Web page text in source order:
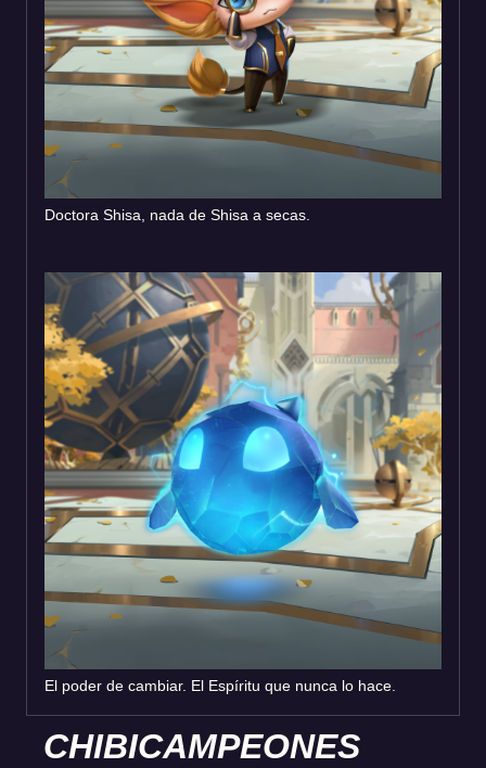
Doctora Shisa, nada de Shisa a secas.
El poder de cambiar. El Espíritu que nunca lo hace.
CHIBICAMPEONES